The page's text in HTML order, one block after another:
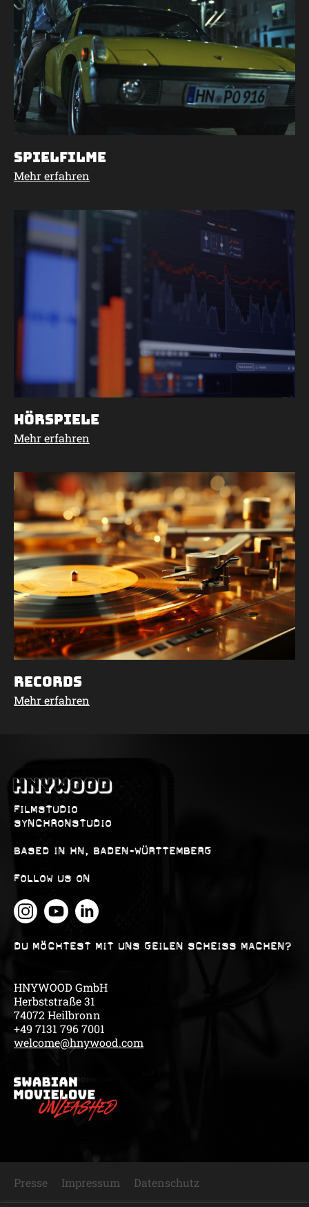
Spielfilme
Mehr erfahren
Hörspiele
Mehr erfahren
Records
Mehr erfahren
FILMSTUDIO
SYNCHRONSTUDIO
BASED IN HN, BADEN-WÜRTTEMBERG
FOLLOW US ON
DU MÖCHTEST MIT UNS GEILEN SCHEISS MACHEN?
HNYWOOD GmbH
Herbststraße 31
74072 Heilbronn
+49 7131 796 7001
welcome@hnywood.com
Presse Impressum Datenschutz